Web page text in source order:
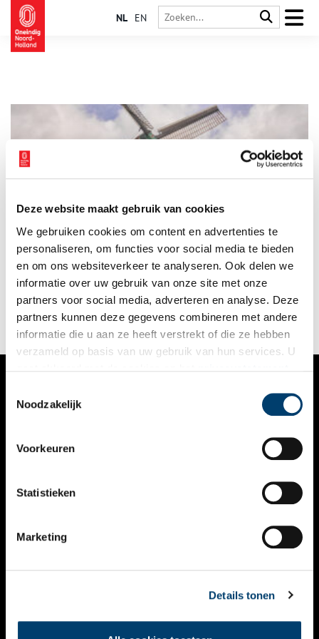
Deze website maakt gebruik van cookies
We gebruiken cookies om content en advertenties te
personaliseren, om functies voor social media te bieden
en om ons websiteverkeer te analyseren. Ook delen we
informatie over uw gebruik van onze site met onze
partners voor social media, adverteren en analyse. Deze
partners kunnen deze gegevens combineren met andere
informatie die u aan ze heeft verstrekt of die ze hebben
verzameld op basis van uw gebruik van hun services. U
Noodzakelijk
Voorkeuren
Statistieken
Marketing
Details tonen
NL EN
Molen De Koker is de laatst overgebleven korenmolen van de
Wormer. Al in de zestiende eeuw speelde hij een belangrijke
rol in de productie van stijfsel en scheepsbeschuit. Zonder die
laatste zouden veel zeelieden aan de honger ten onder zijn
gegaan. In de afgelopen eeuwen heeft De Koker heel wat
verhuizingen en restauraties meegemaakt. Een klein wonder
dus, dat er nog steeds meel wordt gemalen.
VERHALEN
KALENDER
THEMA’S
VIDEO’S
CONTACT